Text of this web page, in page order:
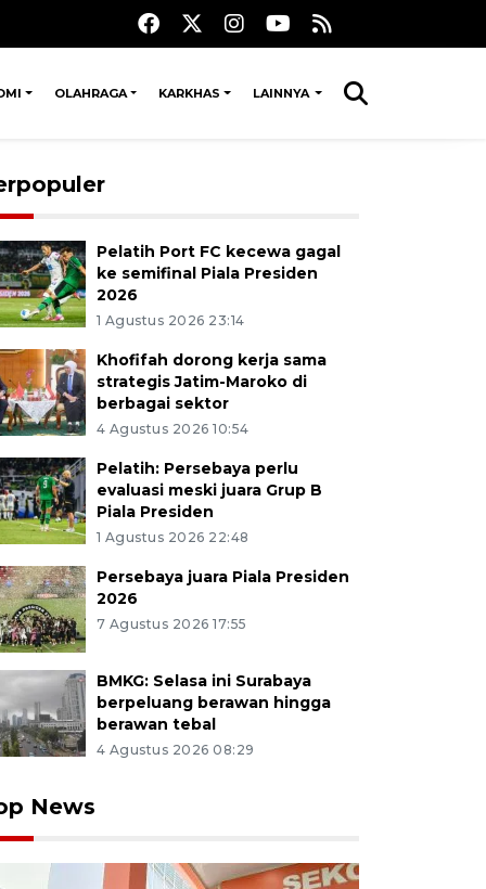
OLAHRAGA KARKHAS LAINNYA
menata meja kursi disalah satu ruang kelas yang
Pelatih Port FC kecewa gagal
ke semifinal Piala Presiden
2026
1 Agustus 2026 23:14
Khofifah dorong kerja sama
strategis Jatim-Maroko di
berbagai sektor
4 Agustus 2026 10:54
Pelatih: Persebaya perlu
evaluasi meski juara Grup B
Piala Presiden
1 Agustus 2026 22:48
Persebaya juara Piala Presiden
2026
7 Agustus 2026 17:55
BMKG: Selasa ini Surabaya
berpeluang berawan hingga
berawan tebal
4 Agustus 2026 08:29
News